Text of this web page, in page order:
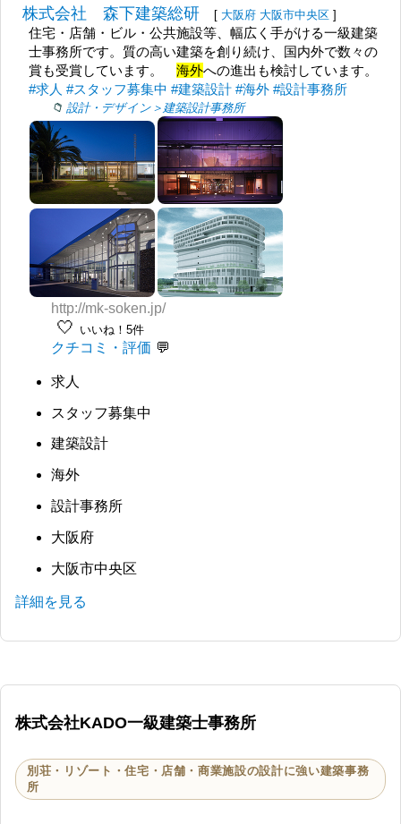
株式会社 森下建築総研 [ 大阪府 大阪市中央区 ]
住宅・店舗・ビル・公共施設等、幅広く手がける一級建築
士事務所です。質の高い建築を創り続け、国内外で数々の
賞も受賞しています。海外への進出も検討しています。
#求人 #スタッフ募集中 #建築設計 #海外 #設計事務所
設計・デザイン＞建築設計事務所
http://mk-soken.jp/
🤍 いいね！5件
クチコミ・評価
求人
スタッフ募集中
建築設計
海外
設計事務所
大阪府
大阪市中央区
詳細を見る
株式会社KADO一級建築士事務所
別荘・リゾート・住宅・店舗・商業施設の設計に強い建築事務
所